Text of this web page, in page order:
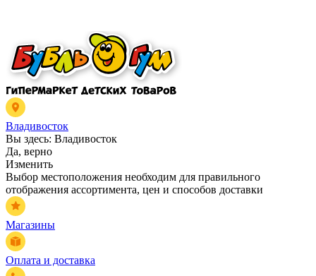
Владивосток
Вы здесь: Владивосток
Да, верно
Изменить
Выбор местоположения необходим для правильного
отображения ассортимента, цен и способов доставки
Магазины
Оплата и доставка